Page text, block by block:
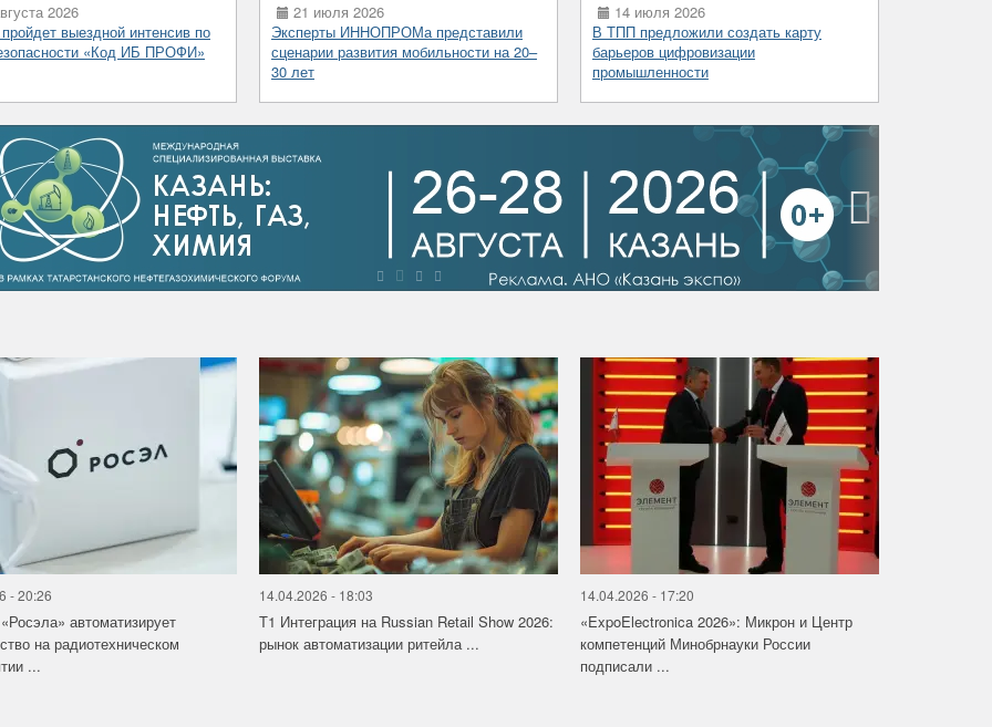
2026
выездной интенсив по
«Код ИБ ПРОФИ»
21 июля 2026
Эксперты ИННОПРОМа представили
сценарии развития мобильности на 20–
30 лет
14 июля 2026
В ТПП предложили создать карту
барьеров цифровизации
промышленности
›
- 20:26
автоматизирует
на радиотехническом
...
14.04.2026 - 18:03
Т1 Интеграция на Russian Retail Show 2026:
рынок автоматизации ритейла ...
14.04.2026 - 17:20
«ExpoElectronica 2026»: Микрон и Центр
компетенций Минобрнауки России
подписали ...